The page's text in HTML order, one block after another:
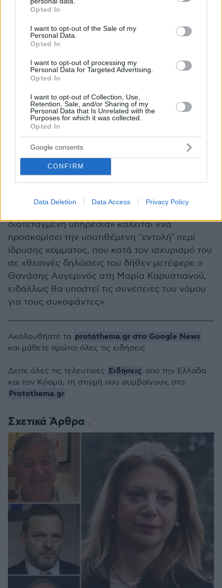
grant or deny consent to Google and its third-party tags to
use your data for below specified purposes in below Google
consent section.
Opted In
I want to opt-out of the Sale of my
Personal Data.
Opted In
I want to opt-out of processing my
Personal Data for Targeted Advertising.
Opted In
I want to opt-out of Collection, Use,
Retention, Sale, and/or Sharing of my
Personal Data that Is Unrelated with the
Purposes for which it was collected.
Opted In
Google consents
CONFIRM
Data Deletion Data Access Privacy Policy
Εξάλλου, έχει αποδειχθεί ότι κύριο μέλημά του
καθώς και αυτό της δικηγόρου μου, και όχι το
διεφθαρμένο και αυταρχικό καθεστώς που μας
´Έχετε μια ώρα ακόμη…»
Υπενθυμίζεται ότι η μήνυση για συκοφαντική
δυσφήμιση κατά του Νίκου Καραχάλιου έγινε
για τον ισχυρισμό του ότι η Μαρία Καρυστιανού
άμεσα στην ίδρυση κόμματος».
Σύμφωνα με πηγές από το περιβάλλον
Καρυστιανού, ο Νίκος Καραχάλιος για τον
οποίο λένε ότι είναι «γνωστός για τη
διατεταγμένη υπηρεσία» καλείται «να
προσκομίσει την υποτιθέμενη "εντολή" περί
ίδρυσης κόμματος, που κατά τον ισχυρισμό του
σε χθεσινές δηλώσεις του δήθεν μετέφερε ο
Θανάσης Αυγερινός στη Μαρία Καρυστιανού,
ειδάλλως θα υποστεί τις συνέπειες του νόμου
για τους συκοφάντες».
Σχετικά Άρθρα
Ακολουθήστε το protothema.gr στο Google News
και μάθετε πρώτοι όλες τις ειδήσεις
Δείτε όλες τις τελευταίες Ειδήσεις από την Ελλάδα
και τον Κόσμο, τη στιγμή που συμβαίνουν, στο
Protothema.gr